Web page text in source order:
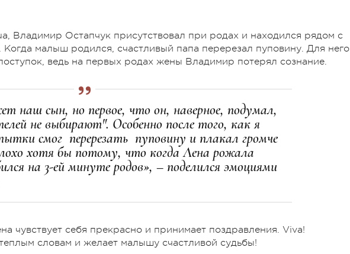
Владимир Остапчук присутствовал при родах и находился рядом с
малыш родился, счастливый папа перерезал пуповину. Для него
ведь на первых родах жены Владимир потерял сознание.
наш сын, но первое, что он, наверное, подумал,
не выбирают". Особенно после того, как я
смог перерезать пуповину и плакал громче
хотя бы потому, что когда Лена рожала
на 3-ей минуте родов», – поделился эмоциями
чувствует себя прекрасно и принимает поздравления. Viva!
словам и желает малышу счастливой судьбы!